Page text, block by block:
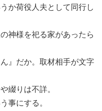
か荷役人夫として同行し
神様を祀る家があったら
』だか。取材相手が文字
綴りは不詳。
事にする。